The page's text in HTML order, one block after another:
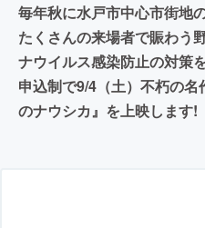
毎年秋に水戸市中心市街地
たくさんの来場者で賑わう
ナウイルス感染防止の対策
申込制で9/4（土）不朽の
のナウシカ』を上映します!